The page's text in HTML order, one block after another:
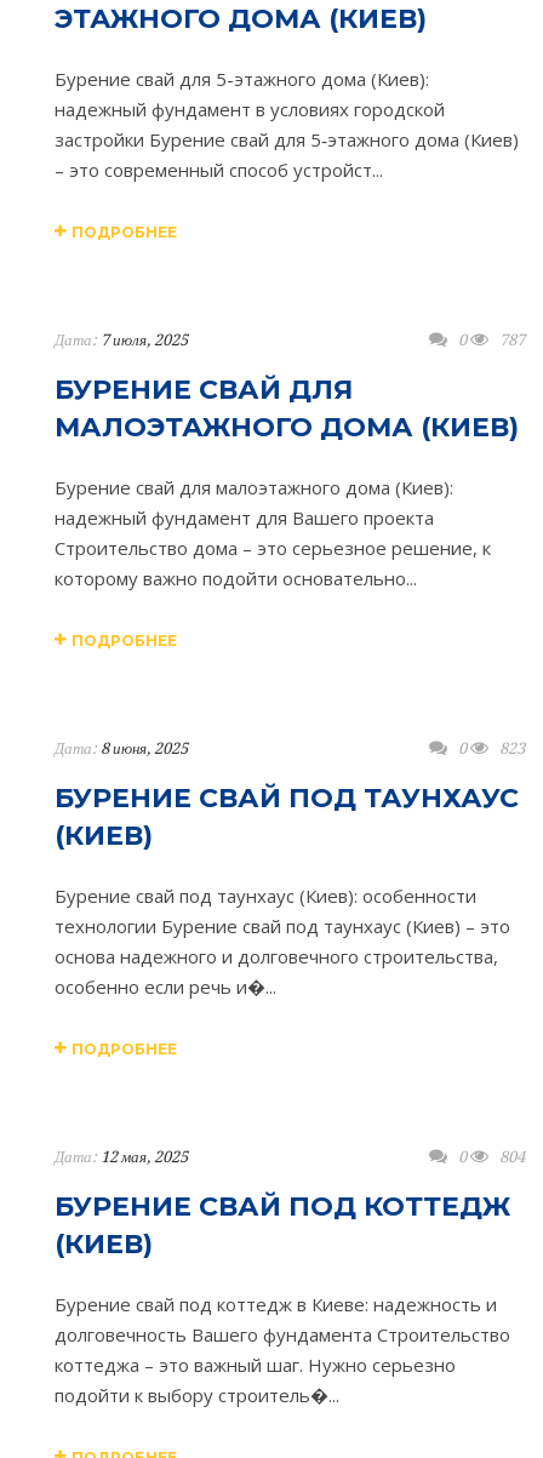
ЭТАЖНОГО ДОМА (КИЕВ)
Бурение свай для 5-этажного дома (Киев):
надежный фундамент в условиях городской
застройки Бурение свай для 5‑этажного дома (Киев)
– это современный способ устройст...
ПОДРОБНЕЕ
Дата: 7 июля, 2025 0 787
БУРЕНИЕ СВАЙ ДЛЯ
МАЛОЭТАЖНОГО ДОМА (КИЕВ)
Бурение свай для малоэтажного дома (Киев):
надежный фундамент для Вашего проекта
Строительство дома – это серьезное решение, к
которому важно подойти основательно...
ПОДРОБНЕЕ
Дата: 8 июня, 2025 0 823
БУРЕНИЕ СВАЙ ПОД ТАУНХАУС
(КИЕВ)
Бурение свай под таунхаус (Киев): особенности
технологии Бурение свай под таунхаус (Киев) – это
основа надежного и долговечного строительства,
особенно если речь и�...
ПОДРОБНЕЕ
Дата: 12 мая, 2025 0 804
БУРЕНИЕ СВАЙ ПОД КОТТЕДЖ
(КИЕВ)
Бурение свай под коттедж в Киеве: надежность и
долговечность Вашего фундамента Строительство
коттеджа – это важный шаг. Нужно серьезно
подойти к выбору строитель�...